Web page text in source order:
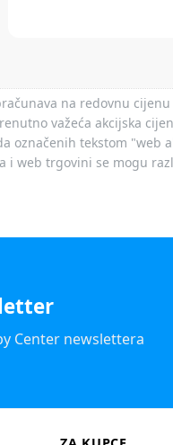
na redovnu
važeća akcijska
označenih tekstom
web trgovini se mogu
Center newslettera